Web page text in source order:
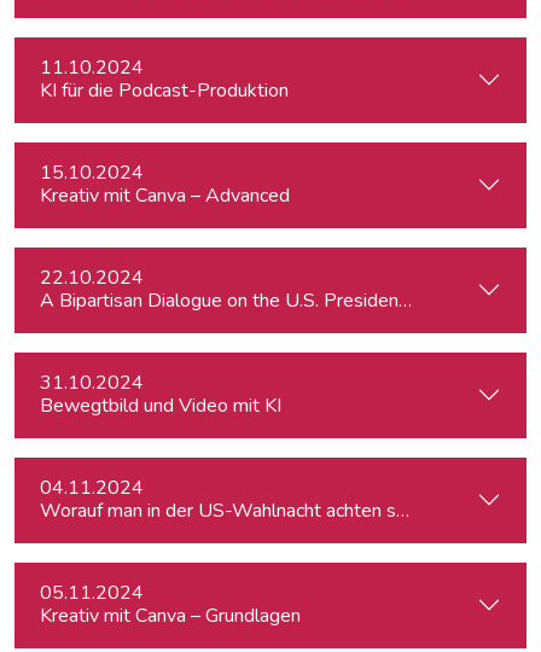
11.10.2024
KI für die Podcast-Produktion
15.10.2024
Kreativ mit Canva – Advanced
22.10.2024
A Bipartisan Dialogue on the U.S. Presidential Elections:
31.10.2024
Bewegtbild und Video mit KI
04.11.2024
Worauf man in der US-Wahlnacht achten sollte
05.11.2024
Kreativ mit Canva – Grundlagen